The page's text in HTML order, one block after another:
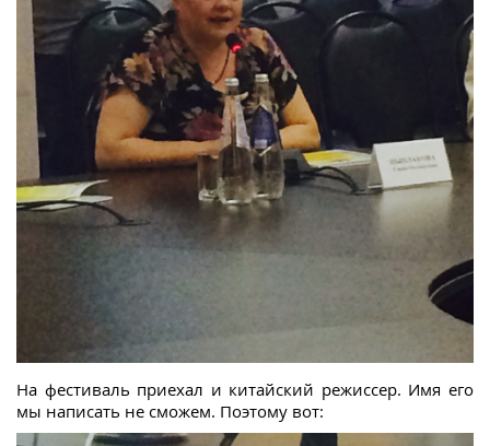
На фестиваль приехал и китайский режиссер. Имя его
мы написать не сможем. Поэтому вот: